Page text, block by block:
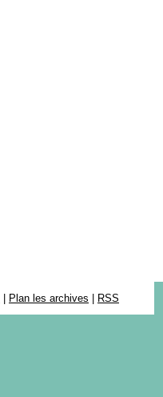
Plan les archives RSS